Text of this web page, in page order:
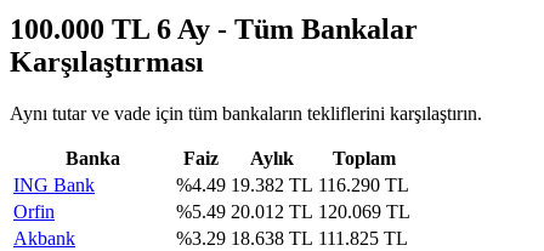
100.000 TL 6 Ay - Tüm Bankalar
Karşılaştırması
Aynı tutar ve vade için tüm bankaların tekliflerini karşılaştırın.
Banka Faiz Aylık
Toplam
ING Bank
%4.49 19.382 TL 116.290 TL
Orfin
%5.49 20.012 TL 120.069 TL
Akbank
%3.29 18.638 TL 111.825 TL